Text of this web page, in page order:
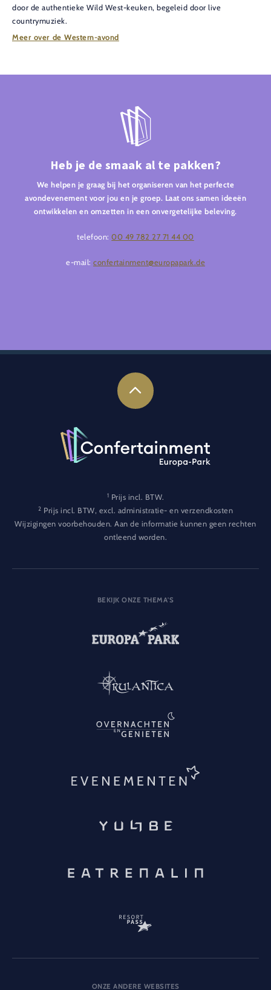
door de authentieke Wild West-keuken, begeleid door live
countrymuziek.
Meer over de Western-avond
Heb je de smaak al te pakken?
We helpen je graag bij het organiseren van het perfecte
avondevenement voor jou en je groep. Laat ons samen ideeën
ontwikkelen en omzetten in een onvergetelijke beleving.
telefoon:00 49 782 27 71 44 00
e-mail: confertainment@europapark.de
1 Prijs incl. BTW.
2 Prijs incl. BTW, excl. administratie- en verzendkosten
Wijzigingen voorbehouden. Aan de informatie kunnen geen rechten
ontleend worden.
BEKIJK ONZE THEMA'S
ONZE ANDERE WEBSITES